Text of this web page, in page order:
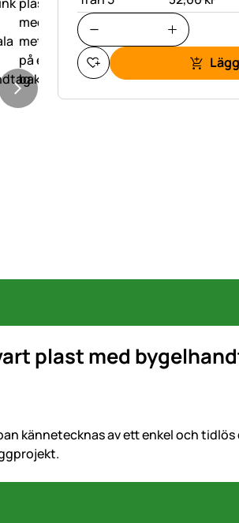
plast med
kännetecknas av ett enkel och